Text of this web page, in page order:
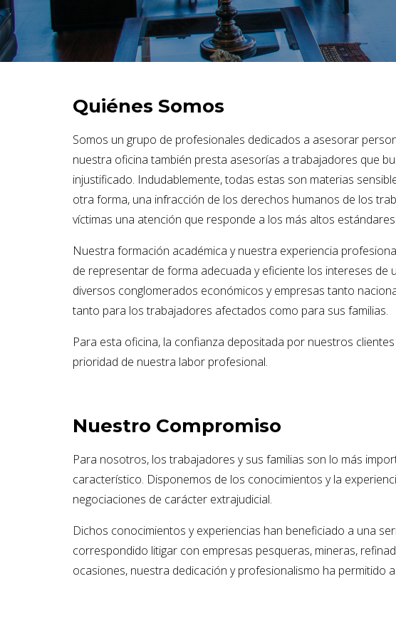
Quiénes Somos
Somos un grupo de profesionales dedicados a asesorar
nuestra oficina también presta asesorías a trabajadores que
injustificado. Indudablemente, todas estas son materias
otra forma, una infracción de los derechos humanos de los
víctimas una atención que responde a los más altos
Nuestra formación académica y nuestra experiencia
de representar de forma adecuada y eficiente los intereses
diversos conglomerados económicos y empresas tanto
tanto para los trabajadores afectados como para sus familias.
Para esta oficina, la confianza depositada por nuestros
prioridad de nuestra labor profesional.
Nuestro Compromiso
Para nosotros, los trabajadores y sus familias son lo más
característico. Disponemos de los conocimientos y la
negociaciones de carácter extrajudicial.
Dichos conocimientos y experiencias han beneficiado a una
correspondido litigar con empresas pesqueras, mineras,
ocasiones, nuestra dedicación y profesionalismo ha permitido